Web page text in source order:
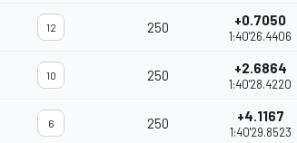
12 250 +0.7050
1:40'26.4406
10 250 +2.6864
1:40'28.4220
6 250 +4.1167
1:40'29.8523